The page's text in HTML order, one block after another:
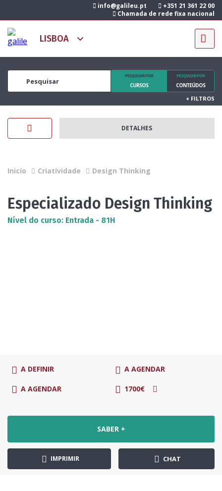
info@galileu.pt
+351 21 361 22 00
Chamada de rede fixa nacional
PESQUISAR POR
CURSOS
PESQUISAR POR
CONTEÚDOS
+ FILTROS
DETALHES
Inicío Criatividade Design Thinking
Especializado Design Thinking
Nível do curso: Entrada - 81H
A DEFINIR A AGENDAR
A AGENDAR 1700€
SABER +
IMPRIMIR CHAT